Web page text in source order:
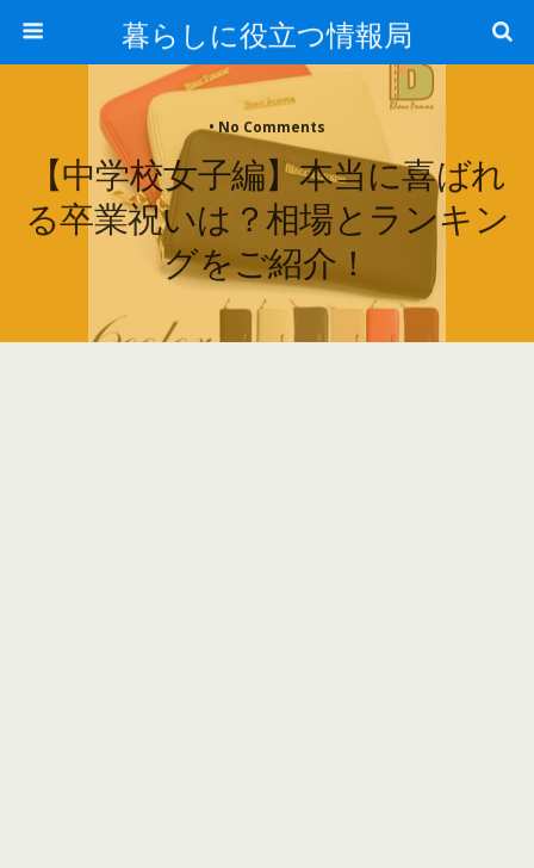
暮らしに役立つ情報局
• No Comments
【中学校女子編】本当に喜ばれ
る卒業祝いは？相場とランキン
グをご紹介！